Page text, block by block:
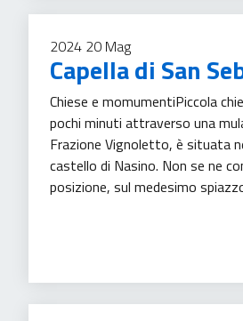
2024 20 Mag
Capella di San
Chiese e momumentiPiccola
pochi minuti attraverso una
Frazione Vignoletto, è situata
castello di Nasino. Non se ne
posizione, sul medesimo